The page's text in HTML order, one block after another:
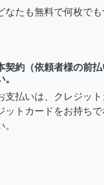
なたも無料で何枚で
契約（依頼者様の前
。
支払いは、クレジッ
ットカードをお持ち
。